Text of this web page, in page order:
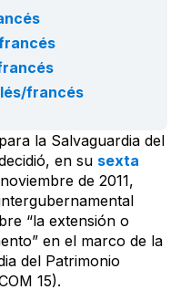
francés
la Salvaguardia del
en su sexta
de 2011,
“la extensión o
en el marco de la
del Patrimonio
15).